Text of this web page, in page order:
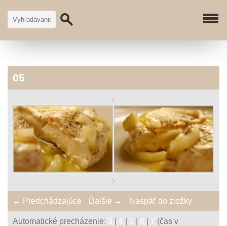
05
← Predchádzajúce Ďalšie → Naspäť do zložky
Automatické precházenie: 3 4 5 6 7 (čas v